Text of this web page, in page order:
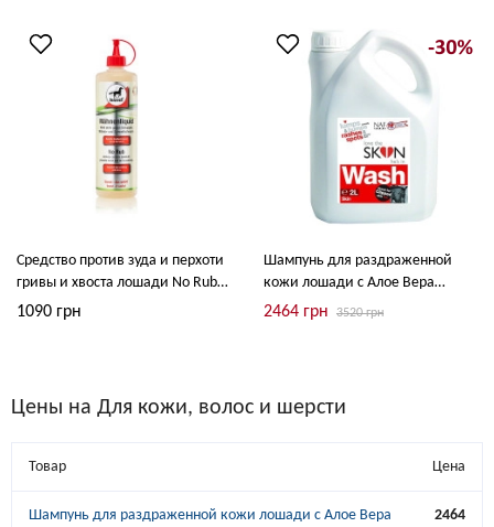
Средство против зуда и перхоти
гривы и хвоста лошади No Rub,
Leovet
1090 грн
Шампунь для раздраженной
кожи лошади с Алое Вера
LoveThe Skin He's In Wash, NAF 5
3520 грн
2464 грн
Цены на Для кожи, волос и шерсти
Товар Цена
Шампунь для раздраженной кожи лошади с Алое Вера
2464